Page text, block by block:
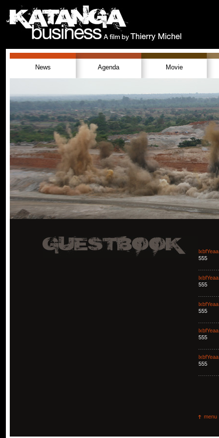
News Agenda Movie
lxbfYeaa
555
lxbfYeaa
555
lxbfYeaa
555
lxbfYeaa
555
lxbfYeaa
555
menu